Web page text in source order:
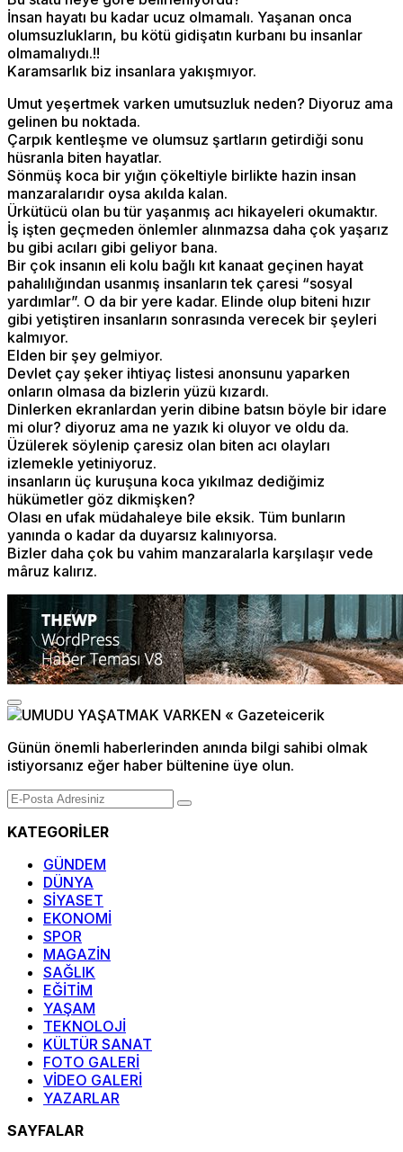
İnsan hayatı bu kadar ucuz olmamalı. Yaşanan onca
olumsuzlukların, bu kötü gidişatın kurbanı bu insanlar
olmamalıydı.!!
Karamsarlık biz insanlara yakışmıyor.
Umut yeşertmek varken umutsuzluk neden? Diyoruz ama
gelinen bu noktada.
Çarpık kentleşme ve olumsuz şartların getirdiği sonu
hüsranla biten hayatlar.
Sönmüş koca bir yığın çökeltiyle birlikte hazin insan
manzaralarıdır oysa akılda kalan.
Ürkütücü olan bu tür yaşanmış acı hikayeleri okumaktır.
İş işten geçmeden önlemler alınmazsa daha çok yaşarız
bu gibi acıları gibi geliyor bana.
Bir çok insanın eli kolu bağlı kıt kanaat geçinen hayat
pahalılığından usanmış insanların tek çaresi “sosyal
yardımlar”. O da bir yere kadar. Elinde olup biteni hızır
gibi yetiştiren insanların sonrasında verecek bir şeyleri
kalmıyor.
Elden bir şey gelmiyor.
Devlet çay şeker ihtiyaç listesi anonsunu yaparken
onların olmasa da bizlerin yüzü kızardı.
Dinlerken ekranlardan yerin dibine batsın böyle bir idare
mi olur? diyoruz ama ne yazık ki oluyor ve oldu da.
Üzülerek söylenip çaresiz olan biten acı olayları
izlemekle yetiniyoruz.
insanların üç kuruşuna koca yıkılmaz dediğimiz
hükümetler göz dikmişken?
Olası en ufak müdahaleye bile eksik. Tüm bunların
yanında o kadar da duyarsız kalınıyorsa.
Bizler daha çok bu vahim manzaralarla karşılaşır vede
mâruz kalırız.
Günün önemli haberlerinden anında bilgi sahibi olmak
istiyorsanız eğer haber bültenine üye olun.
KATEGORİLER
GÜNDEM
DÜNYA
SİYASET
EKONOMİ
SPOR
MAGAZİN
SAĞLIK
EĞİTİM
YAŞAM
TEKNOLOJİ
KÜLTÜR SANAT
FOTO GALERİ
VİDEO GALERİ
YAZARLAR
SAYFALAR